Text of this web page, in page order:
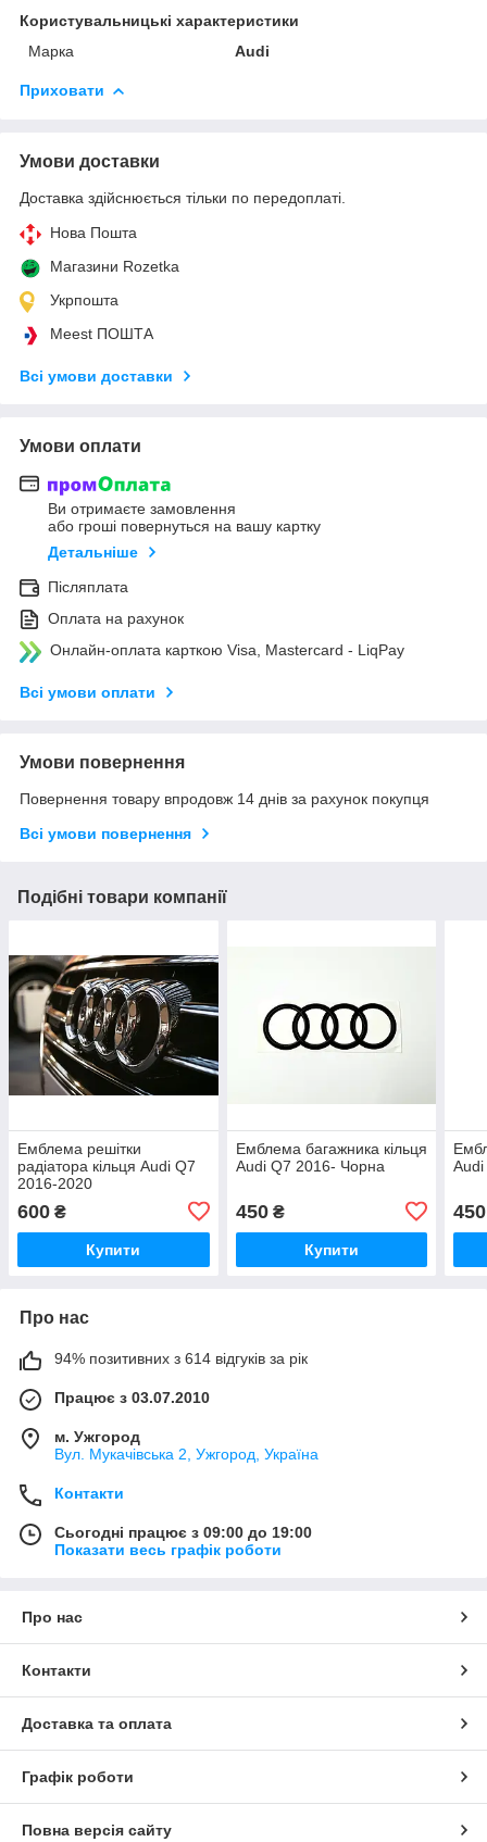
Користувальницькі характеристики
Марка
Audi
Приховати
Умови доставки
Доставка здійснюється тільки по передоплаті.
Нова Пошта
Магазини Rozetka
Укрпошта
Meest ПОШТА
Всі умови доставки
Умови оплати
Ви отримаєте замовлення
або гроші повернуться на вашу картку
Детальніше
Післяплата
Оплата на рахунок
Онлайн-оплата карткою Visa, Mastercard - LiqPay
Всі умови оплати
Умови повернення
Повернення товару впродовж 14 днів за рахунок покупця
Всі умови повернення
Подібні товари компанії
Емблема решітки
радіатора кільця Audi Q7
2016-2020
600 ₴
Купити
Емблема багажника кільця
Audi Q7 2016- Чорна
450₴
Купити
450
Про нас
94% позитивних з 614 відгуків за рік
Працює з 03.07.2010
м. Ужгород
Вул. Мукачівська 2, Ужгород, Україна
Контакти
Сьогодні працює з 09:00 до 19:00
Показати весь графік роботи
Про нас
Контакти
Доставка та оплата
Графік роботи
Повна версія сайту